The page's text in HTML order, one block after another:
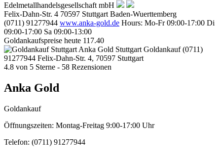
Edelmetallhandelsgesellschaft mbH
Felix-Dahn-Str. 4 70597 Stuttgart Baden-Wuerttemberg
(0711) 91277944 www.anka-gold.de Hours: Mo-Fr 09:00-17:00 Di
09:00-17:00 Sa 09:00-13:00
Goldankaufspreise heute 117.40
Anka Gold Stuttgart Goldankauf (0711)
91277944 Felix-Dahn-Str. 4, 70597 Stuttgart
4.8 von 5 Sterne - 58 Rezensionen
Anka Gold
Goldankauf
Öffnungszeiten: Montag-Freitag 9:00-17:00 Uhr
Telefon: (0711) 91277944